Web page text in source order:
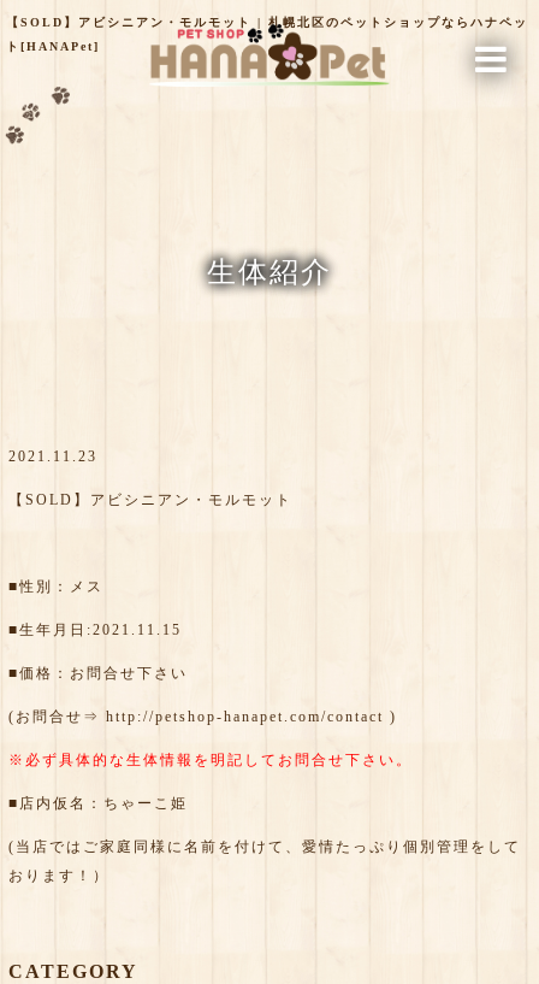
【SOLD】アビシニアン・モルモット | 札幌北区のペットショップならハナペッ
ト[HANAPet]
生体紹介
2021.11.23
【SOLD】アビシニアン・モルモット
■性別：メス
■生年月日:2021.11.15
■価格：お問合せ下さい
(お問合せ⇒ http://petshop-hanapet.com/contact )
※必ず具体的な生体情報を明記してお問合せ下さい。
■店内仮名：ちゃーこ姫
(当店ではご家庭同様に名前を付けて、愛情たっぷり個別管理をして
おります！）
CATEGORY